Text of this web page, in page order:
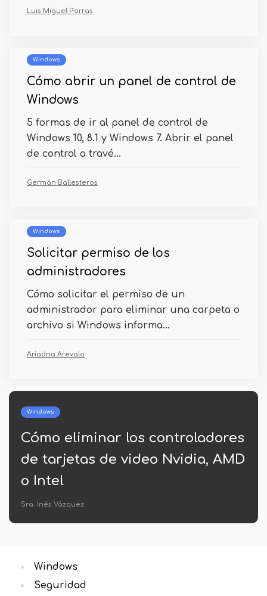
Luis Miguel Porras
Windows
Cómo abrir un panel de control de
Windows
5 formas de ir al panel de control de
Windows 10, 8.1 y Windows 7. Abrir el panel
de control a travé...
Germán Ballesteros
Windows
Solicitar permiso de los
administradores
Cómo solicitar el permiso de un
administrador para eliminar una carpeta o
archivo si Windows informa...
Ariadna Arevalo
Windows
Cómo descargar .Marco neto 3.5
para Windows 8.1
Jerónimo Araña
Windows
Seguridad